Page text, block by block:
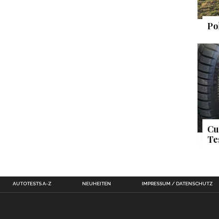
AUTOTESTS A-Z NEUHEITEN IMPRESSUM / DATENSCHUTZ